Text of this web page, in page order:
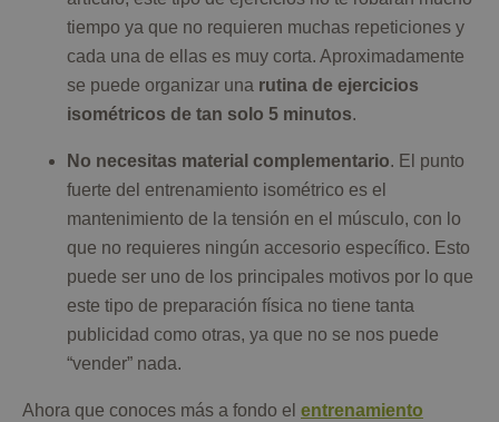
tiempo ya que no requieren muchas repeticiones y
cada una de ellas es muy corta. Aproximadamente
se puede organizar una rutina de ejercicios
isométricos de tan solo 5 minutos.
No necesitas material complementario. El punto
fuerte del entrenamiento isométrico es el
mantenimiento de la tensión en el músculo, con lo
que no requieres ningún accesorio específico. Esto
puede ser uno de los principales motivos por lo que
este tipo de preparación física no tiene tanta
publicidad como otras, ya que no se nos puede
“vender” nada.
Ahora que conoces más a fondo el entrenamiento